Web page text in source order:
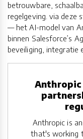
betrouwbare,
regelgeving. via deze
— het AI-model van
binnen Salesforce’s
beveiliging, integratie
Anthropic
Anthropic is
that's working